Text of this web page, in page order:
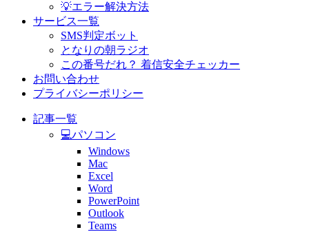
💡エラー解決方法
サービス一覧
SMS判定ボット
となりの朝ラジオ
この番号だれ？ 着信安全チェッカー
お問い合わせ
プライバシーポリシー
記事一覧
💻パソコン
Windows
Mac
Excel
Word
PowerPoint
Outlook
Teams